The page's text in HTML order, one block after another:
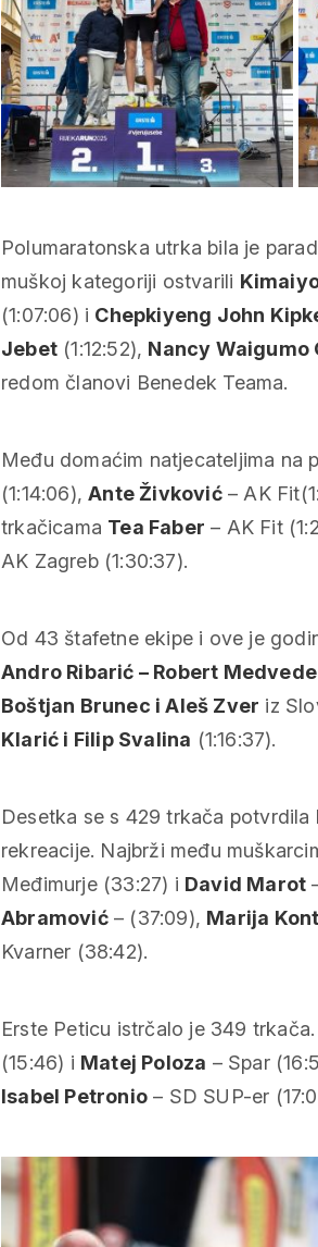
Polumaratonska utrka bila je
muškoj kategoriji ostvarili
(1:07:06) i Chepkiyeng John
Jebet (1:12:52), Nancy Waigumo
redom članovi Benedek Teama.
Među domaćim natjecateljima na
(1:14:06),Ante Živković– AK
trkačicama Tea Faber – AK Fit
AK Zagreb (1:30:37).
Od 43 štafetne ekipe i ove je
Andro Ribarić – Robert
Boštjan Brunec i Aleš Zver iz
Klarić i Filip Svalina (1:16:37).
Desetka se s 429 trkača
rekreacije. Najbrži među
Međimurje (33:27) i David Marot
Abramović– (37:09), Marija
Kvarner (38:42).
Erste Peticu istrčalo je 349
(15:46) i Matej Poloza – Spar
Isabel Petronio – SD SUP-er